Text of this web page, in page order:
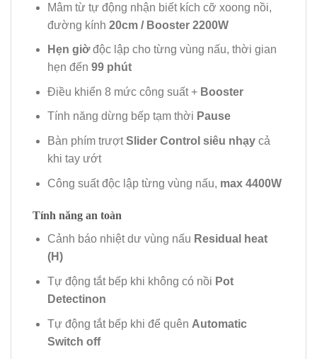
Mâm từ tự động nhận biết kích cỡ xoong nồi,
đường kính 20cm / Booster 2200W
Hẹn giờđộc lập cho từng vùng nấu, thời gian
hẹn đến 99 phút
Điều khiển 8 mức công suất + Booster
Tính năng dừng bếp tạm thời Pause
Bàn phím trượtSlider Control siêu nhạycả
khi tay ướt
Công suất độc lập từng vùng nấu, max 4400W
Tính năng an toàn
Cảnh báo nhiệt dư vùng nấu Residual heat
(H)
Tự động tắt bếp khi không có nồi Pot
Detectinon
Tự động tắt bếp khi để quên Automatic
Switch off